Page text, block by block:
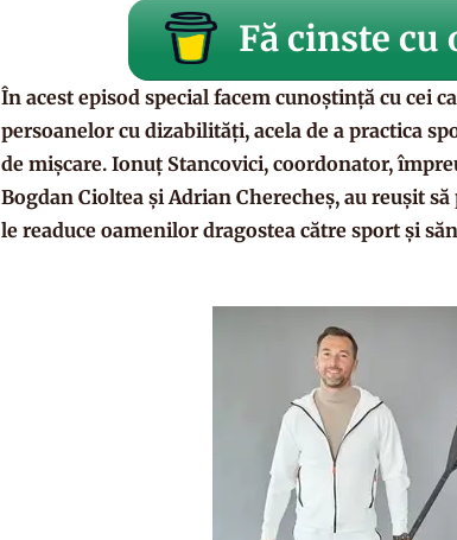
Fă cinste cu
În acest episod special facem cunoștință cu cei
persoanelor cu dizabilități, acela de a practica
de mișcare. Ionuț Stancovici, coordonator,
Bogdan Cioltea și Adrian Cherecheș, au reușit
le readuce oamenilor dragostea către sport și